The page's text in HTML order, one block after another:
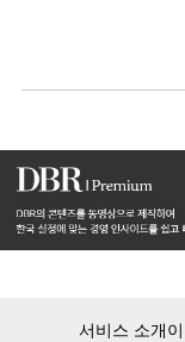
서비스 소개